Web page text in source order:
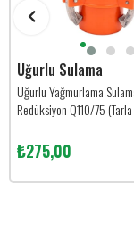
Uğurlu Sulama
Uğurlu Yağmurlama
Redüksiyon Q110/75
₺275,00